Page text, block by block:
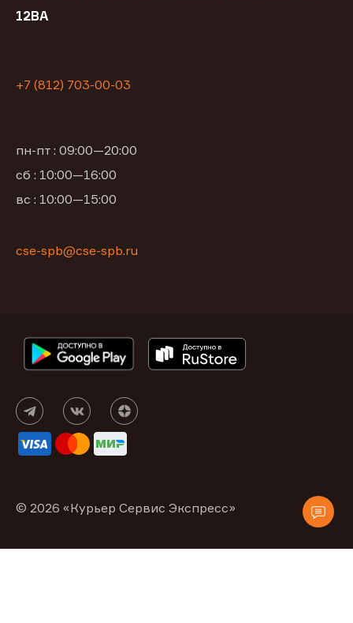
12ВА
+7 (812) 703-00-03
пн-пт : 09:00—20:00
сб : 10:00—16:00
вс : 10:00—15:00
cse-spb@cse-spb.ru
© 2026 «Курьер Сервис Экспресс»